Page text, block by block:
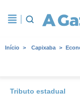
Início Capixaba
Tributo estadual